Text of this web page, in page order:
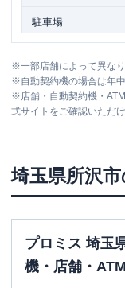
駐車場
住所
営業時間
ATM営業時間
※一部店舗によって異なり
※自動契約機の場合は年
※店舗・自動契約機・
式サイトをご確認いただ
埼玉県所沢市
プロミス 埼玉
機・店舗・